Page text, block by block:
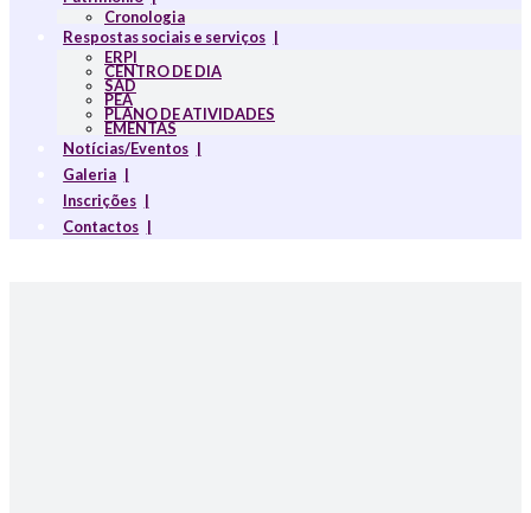
Cronologia
Respostas sociais e serviços
ERPI
CENTRO DE DIA
SAD
PEA
PLANO DE ATIVIDADES
EMENTAS
Notícias/Eventos
Galeria
Inscrições
Contactos